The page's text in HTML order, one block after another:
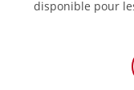
disponible pour